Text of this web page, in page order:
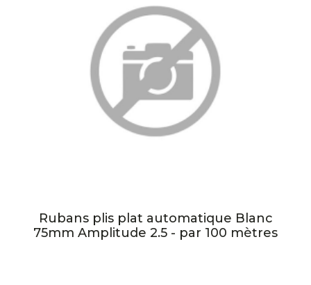
Rubans plis plat automatique Blanc
75mm Amplitude 2.5 - par 100 mètres